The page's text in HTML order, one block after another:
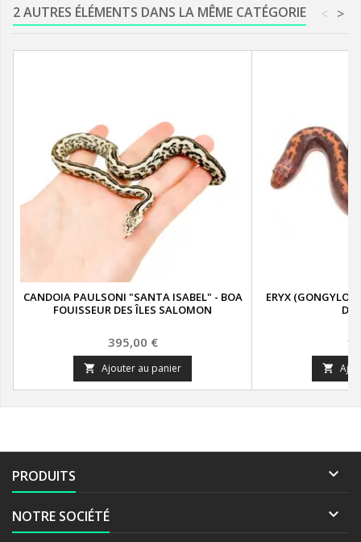
2 AUTRES ÉLÉMENTS DANS LA MÊME CATÉGORIE >
<
CANDOIA PAULSONI "SANTA ISABEL" - BOA
FOUISSEUR DES ÎLES SALOMON
Prix
395,00 €
 Ajouter au panier
ERYX

PRODUITS 
NOTRE SOCIÉTÉ 